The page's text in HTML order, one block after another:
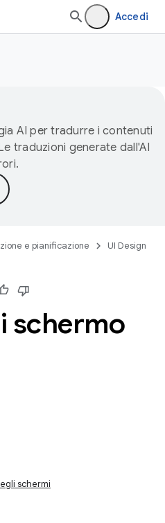
Accedi
AI per tradurre i contenuti
traduzioni generate dall'AI
e pianificazione
UI Design
schermo
schermi